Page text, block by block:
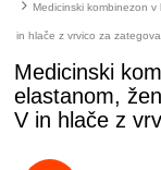
Medicinski kombinezon
in hlače z vrvico za
Medicinski
elastanom,
V in hlače z